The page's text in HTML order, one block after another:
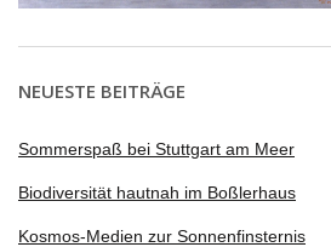
NEUESTE BEITRÄGE
Sommerspaß bei Stuttgart am Meer
Biodiversität hautnah im Boßlerhaus
Kosmos-Medien zur Sonnenfinsternis